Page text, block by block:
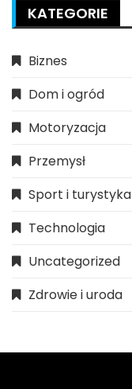
KATEGORIE
Biznes
Dom i ogród
Motoryzacja
Przemysł
Sport i turystyka
Technologia
Uncategorized
Zdrowie i uroda